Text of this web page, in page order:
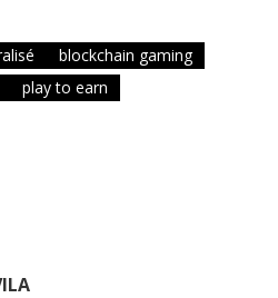
blockchain gaming
play to earn